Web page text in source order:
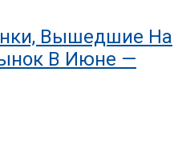
Вышедшие На
В Июне —